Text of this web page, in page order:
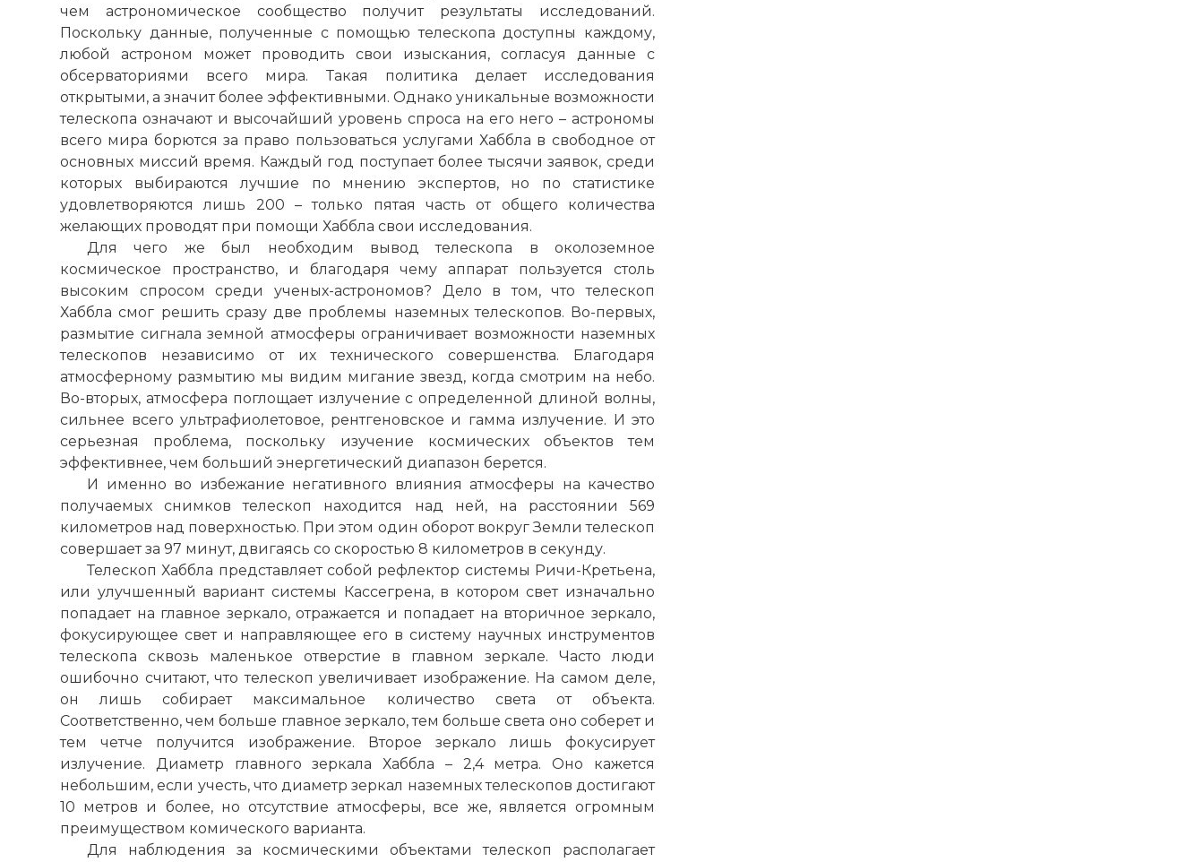
чем астрономическое сообщество получит результаты исследований.
Поскольку данные, полученные с помощью телескопа доступны каждому,
любой астроном может проводить свои изыскания, согласуя данные с
обсерваториями всего мира. Такая политика делает исследования
открытыми, а значит более эффективными. Однако уникальные возможности
телескопа означают и высочайший уровень спроса на его него – астрономы
всего мира борются за право пользоваться услугами Хаббла в свободное от
основных миссий время. Каждый год поступает более тысячи заявок, среди
которых выбираются лучшие по мнению экспертов, но по статистике
удовлетворяются лишь 200 – только пятая часть от общего количества
желающих проводят при помощи Хаббла свои исследования.
Для чего же был необходим вывод телескопа в околоземное
космическое пространство, и благодаря чему аппарат пользуется столь
высоким спросом среди ученых-астрономов? Дело в том, что телескоп
Хаббла смог решить сразу две проблемы наземных телескопов. Во-первых,
размытие сигнала земной атмосферы ограничивает возможности наземных
телескопов независимо от их технического совершенства. Благодаря
атмосферному размытию мы видим мигание звезд, когда смотрим на небо.
Во-вторых, атмосфера поглощает излучение с определенной длиной волны,
сильнее всего ультрафиолетовое, рентгеновское и гамма излучение. И это
серьезная проблема, поскольку изучение космических объектов тем
эффективнее, чем больший энергетический диапазон берется.
И именно во избежание негативного влияния атмосферы на качество
получаемых снимков телескоп находится над ней, на расстоянии 569
километров над поверхностью. При этом один оборот вокруг Земли телескоп
совершает за 97 минут, двигаясь со скоростью 8 километров в секунду.
Телескоп Хаббла представляет собой рефлектор системы Ричи-Кретьена,
или улучшенный вариант системы Кассегрена, в котором свет изначально
попадает на главное зеркало, отражается и попадает на вторичное зеркало,
фокусирующее свет и направляющее его в систему научных инструментов
телескопа сквозь маленькое отверстие в главном зеркале. Часто люди
ошибочно считают, что телескоп увеличивает изображение. На самом деле,
он лишь собирает максимальное количество света от объекта.
Соответственно, чем больше главное зеркало, тем больше света оно соберет и
тем четче получится изображение. Второе зеркало лишь фокусирует
излучение. Диаметр главного зеркала Хаббла – 2,4 метра. Оно кажется
небольшим, если учесть, что диаметр зеркал наземных телескопов достигают
10 метров и более, но отсутствие атмосферы, все же, является огромным
преимуществом комического варианта.
Для наблюдения за космическими объектами телескоп располагает
☓